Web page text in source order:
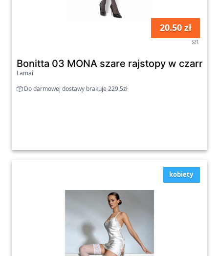
20.50 zł
szt
Bonitta 03 MONA szare rajstopy w czarne
Lamai
Do darmowej dostawy brakuje 229.5zł
kobiety